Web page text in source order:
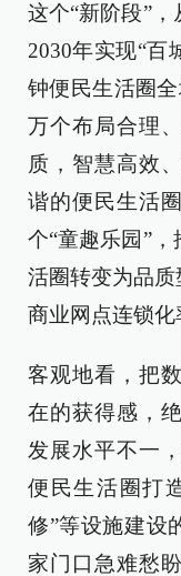
这个“新阶段”
2030年实现“百
钟便民生活圈
万个布局合理
质，智慧高效
谐的便民生活
个“童趣乐园”
活圈转变为品质
商业网点连锁化
客观地看，把
在的获得感，
发展水平不一
便民生活圈打
修”等设施建设
家门口急难愁